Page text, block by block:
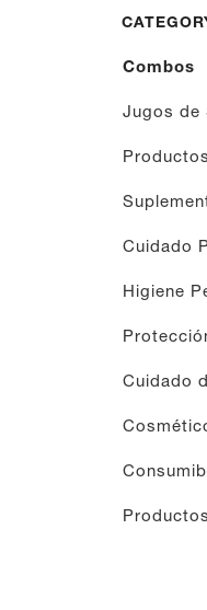
Combos
Jugos de
Cuidado
Higiene
Cuidado